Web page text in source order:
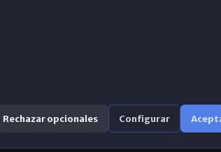
Rechazar opcionales Configurar